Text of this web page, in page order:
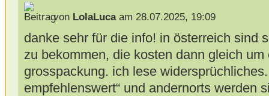
von LolaLucaam 28.07.2025, 19:09
danke sehr für die info! in österreich sind
zu bekommen, die kosten dann gleich
grosspackung. ich lese
empfehlenswert“ und andernorts werden